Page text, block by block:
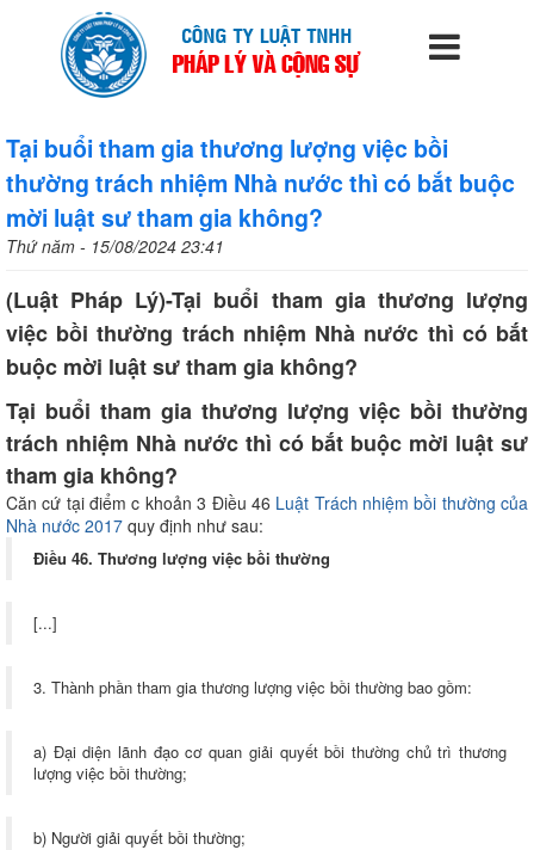
Tại buổi tham gia thương lượng việc bồi
thường trách nhiệm Nhà nước thì có bắt buộc
mời luật sư tham gia không?
Thứ năm - 15/08/2024 23:41
(Luật Pháp Lý)-Tại buổi tham gia thương lượng
việc bồi thường trách nhiệm Nhà nước thì có bắt
buộc mời luật sư tham gia không?
Tại buổi tham gia thương lượng việc bồi thường
trách nhiệm Nhà nước thì có bắt buộc mời luật sư
tham gia không?
Căn cứ tại điểm c khoản 3 Điều 46 Luật Trách nhiệm bồi thường của
Nhà nước 2017 quy định như sau:
Điều 46. Thương lượng việc bồi thường
[...]
3. Thành phần tham gia thương lượng việc bồi thường bao gồm:
a) Đại diện lãnh đạo cơ quan giải quyết bồi thường chủ trì thương
lượng việc bồi thường;
b) Người giải quyết bồi thường;